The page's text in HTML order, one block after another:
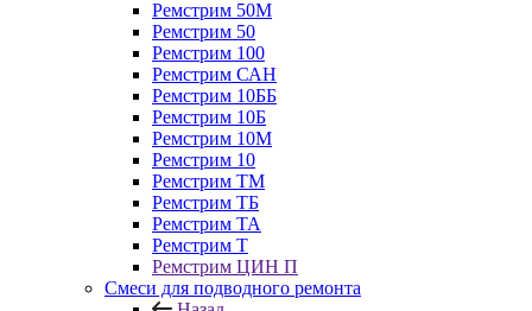
Ремстрим 50М
Ремстрим 50
Ремстрим 100
Ремстрим САН
Ремстрим 10ББ
Ремстрим 10Б
Ремстрим 10M
Ремстрим 10
Ремстрим ТМ
Ремстрим ТБ
Ремстрим ТА
Ремстрим Т
Ремстрим ЦИН П
Смеси для подводного ремонта